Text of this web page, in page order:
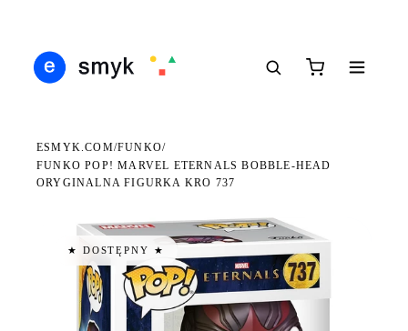
ESMYK.COM/FUNKO/
FUNKO POP! MARVEL ETERNALS BOBBLE-HEAD
ORYGINALNA FIGURKA KRO 737
★ DOSTĘPNY ★